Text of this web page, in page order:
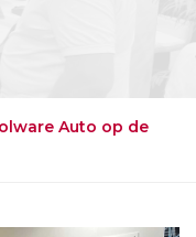
Auto op de